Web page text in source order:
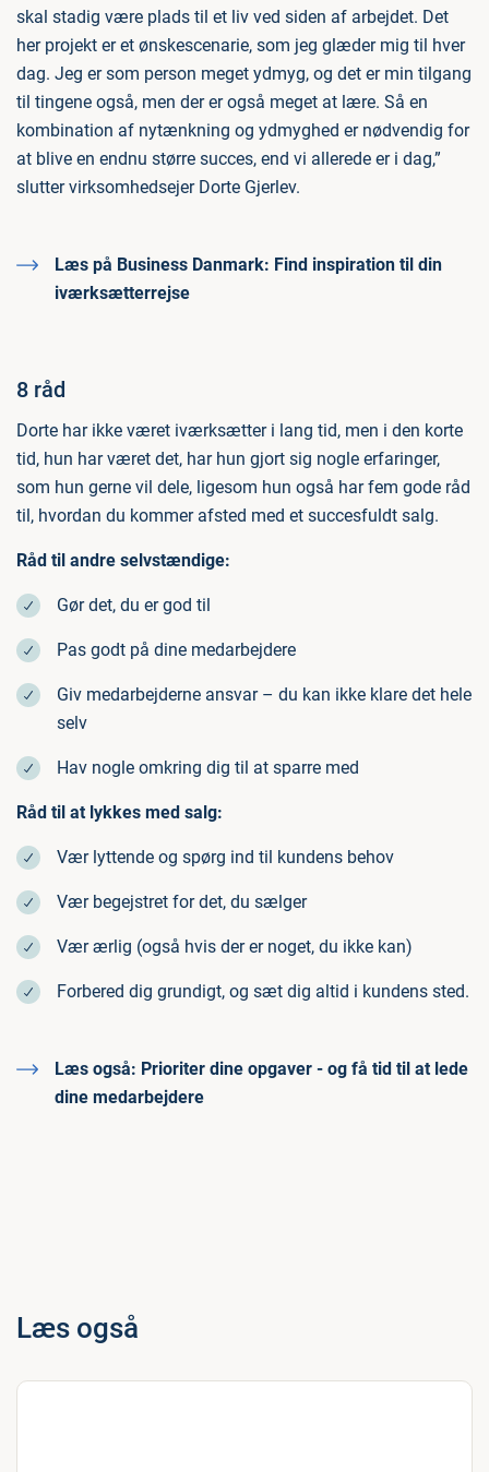
skal stadig være plads til et liv ved siden af arbejdet. Det
her projekt er et ønskescenarie, som jeg glæder mig til hver
dag. Jeg er som person meget ydmyg, og det er min tilgang
til tingene også, men der er også meget at lære. Så en
kombination af nytænkning og ydmyghed er nødvendig for
at blive en endnu større succes, end vi allerede er i dag,”
slutter virksomhedsejer Dorte Gjerlev.
Læs på Business Danmark: Find inspiration til din
iværksætterrejse
8 råd
Dorte har ikke været iværksætter i lang tid, men i den korte
tid, hun har været det, har hun gjort sig nogle erfaringer,
som hun gerne vil dele, ligesom hun også har fem gode råd
til, hvordan du kommer afsted med et succesfuldt salg.
Råd til andre selvstændige:
Gør det, du er god til
Pas godt på dine medarbejdere
Giv medarbejderne ansvar – du kan ikke klare det hele
selv
Hav nogle omkring dig til at sparre med
Råd til at lykkes med salg:
Vær lyttende og spørg ind til kundens behov
Vær begejstret for det, du sælger
Vær ærlig (også hvis der er noget, du ikke kan)
Forbered dig grundigt, og sæt dig altid i kundens sted.
Læs også: Prioriter dine opgaver - og få tid til at lede
dine medarbejdere
Læs også